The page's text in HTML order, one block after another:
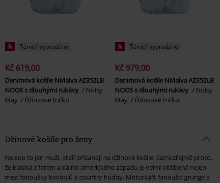
% Téměř vyprodáno
Kč 619,00
Denimová košile NMalva AZ352LB
NOOS s dlouhými rukávy
Noisy
May
Ďžínsové tričko
% Téměř vyprodáno
Kč 979,00
Denimová košile NMalva AZ352LB
NOOS s dlouhými rukávy
Noisy
May
Ďžínsové tričko
Džínové košile pro ženy
Nejsou to jen muži, kteří přísahají na džínové košile. Samozřejmě proto,
že klasika z farem a dálnic amerického západu je velmi oblíbená nejen
mezi fanoušky kovbojů a country hudby. Motorkáři, fanoušci grunge a